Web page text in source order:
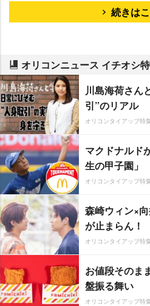
続きは
オリコンニュース イチオシ
川島海荷さん
引”のリアル
オリコンタイアップ特
マクドナルド
生の甲子園」
オリコンタイアップ特
森崎ウィン×
が止まらん！
オリコンタイアップ特
お値段そのま
盤振る舞い
オリコンタイアップ特